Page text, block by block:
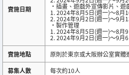
實施日期 ・插畫、遊戲外宣傳影片、遊
1. 2024年8月5日(週一)～8月
2. 2024年9月2日(週一)～9月
・製作管理
1. 2024年8月5日(週一)～8月
2. 2024年9月2日(週一)～9月
實施地點
原則於東京或大阪辦公室實體
募集人數
每次約10人